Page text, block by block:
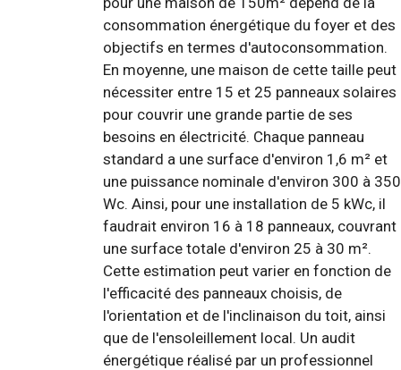
consommation énergétique du foyer et des
objectifs en termes d'autoconsommation.
En moyenne, une maison de cette taille peut
nécessiter entre 15 et 25 panneaux solaires
pour couvrir une grande partie de ses
besoins en électricité. Chaque panneau
standard a une surface d'environ 1,6 m² et
une puissance nominale d'environ 300 à 350
Wc. Ainsi, pour une installation de 5 kWc, il
faudrait environ 16 à 18 panneaux, couvrant
une surface totale d'environ 25 à 30 m².
Cette estimation peut varier en fonction de
l'efficacité des panneaux choisis, de
l'orientation et de l'inclinaison du toit, ainsi
que de l'ensoleillement local. Un audit
énergétique réalisé par un professionnel